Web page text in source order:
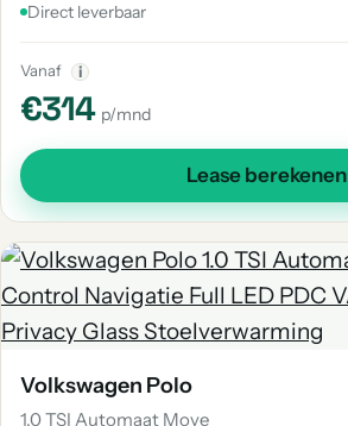
Direct leverbaar
Vanaf i
€314 p/mnd
Lease berekenen
Volkswagen Polo
1.0 TSI Automaat Move